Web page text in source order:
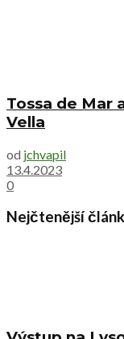
Tossa de Mar
Vella
od jchvapil
13.4.2023
0
Nejčtenější